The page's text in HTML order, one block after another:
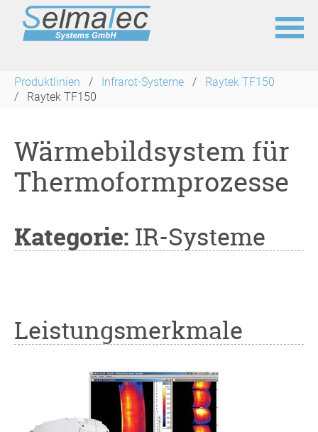
überspringen
Produktlinien Infrarot-Systeme
Raytek TF150
Raytek TF150
Wärmebildsystem für
Thermoformprozesse
Kategorie: IR-Systeme
Leistungsmerkmale